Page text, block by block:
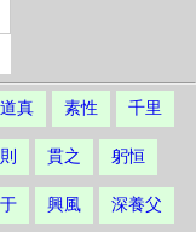
道真 素性 千里
貫之 躬恒
興風 深養父